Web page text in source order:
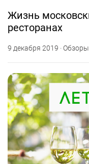
Жизнь
ресторанах
9 декабря 2019 · Обзоры